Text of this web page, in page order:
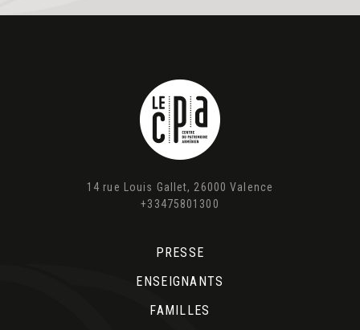
14 rue Louis Gallet, 26000 Valence
+33475801300
PRESSE
ENSEIGNANTS
FAMILLES